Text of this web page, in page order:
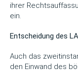
ihrer
ein.
Entscheidung des
Auch das
den Einwand des